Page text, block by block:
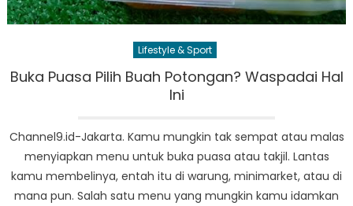
Lifestyle & Sport
Buka Puasa Pilih Buah Potongan? Waspadai Hal
Ini
Channel9.id-Jakarta. Kamu mungkin tak sempat atau malas
menyiapkan menu untuk buka puasa atau takjil. Lantas
kamu membelinya, entah itu di warung, minimarket, atau di
mana pun. Salah satu menu yang mungkin kamu idamkan